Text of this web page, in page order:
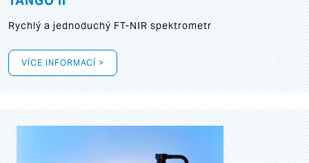
Rychlý a jednoduchý FT-NIR spektrometr
VÍCE INFORMACÍ >